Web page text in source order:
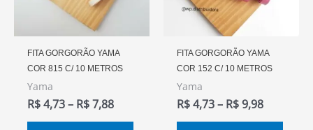
FITA GORGORÃO YAMA
COR 815 C/ 10 METROS
Yama
R$4,73– R$7,88
escolhidas
FITA GORGORÃO YAMA
COR 152 C/ 10 METROS
Yama
R$4,73– R$9,98